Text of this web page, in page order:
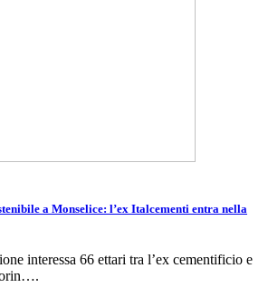
a Monselice: l’ex Italcementi entra nella
interessa 66 ettari tra l’ex cementificio e